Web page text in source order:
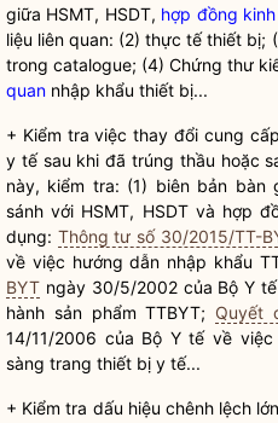
giữa HSMT, HSDT, hợp đồng
liệu liên quan: (2) thực tế thiết
trong catalogue; (4) Chứng thư
quan nhập khẩu thiết bị...
+ Kiểm tra việc thay đổi cung
y tế sau khi đã trúng thầu hoặc
này, kiểm tra: (1) biên bản
sánh với HSMT, HSDT và hợp
dụng: Thông tư số 30/2015/TT-
về việc hướng dẫn nhập khẩu
BYT ngày 30/5/2002 của Bộ Y
hành sản phẩm TTBYT; Quyết
14/11/2006 của Bộ Y tế về
sàng trang thiết bị y tế...
+ Kiểm tra dấu hiệu chênh lệch